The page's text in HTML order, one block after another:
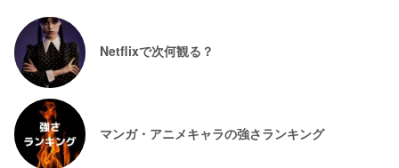
Netflixで次何観る？
マンガ・アニメキャラの強さランキング